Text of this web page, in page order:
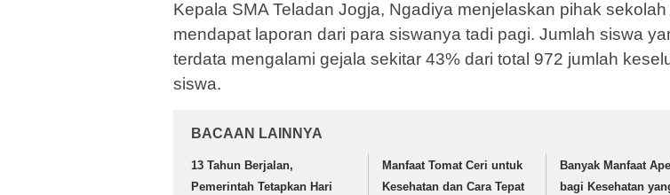
Kepala SMA Teladan Jogja, Ngadiya menjelaskan pihak sekolah
mendapat laporan dari para siswanya tadi pagi. Jumlah siswa
terdata mengalami gejala sekitar 43% dari total 972 jumlah
siswa.
BACAAN LAINNYA
13 Tahun Berjalan,
Pemerintah Tetapkan Hari
Manfaat Tomat Ceri untuk
Kesehatan dan Cara Tepat
Banyak Manfaat
bagi Kesehatan